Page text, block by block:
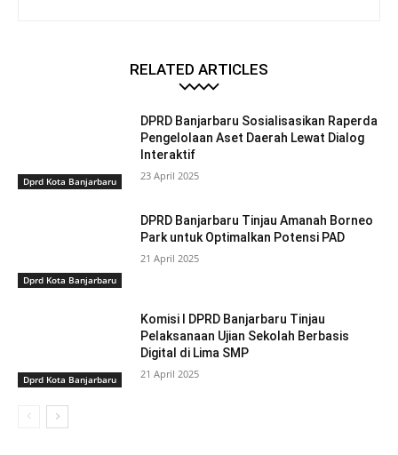
RELATED ARTICLES
Dprd Kota Banjarbaru
DPRD Banjarbaru Sosialisasikan Raperda
Pengelolaan Aset Daerah Lewat Dialog
Interaktif
23 April 2025
Dprd Kota Banjarbaru
DPRD Banjarbaru Tinjau Amanah Borneo
Park untuk Optimalkan Potensi PAD
21 April 2025
Dprd Kota Banjarbaru
Komisi I DPRD Banjarbaru Tinjau
Pelaksanaan Ujian Sekolah Berbasis
Digital di Lima SMP
21 April 2025